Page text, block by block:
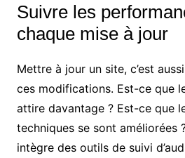
Suivre les
chaque mise à jour
Mettre à jour un site, c’est
ces modifications. Est-ce que
attire davantage ? Est-ce que
techniques se sont améliorées
intègre des outils de suivi